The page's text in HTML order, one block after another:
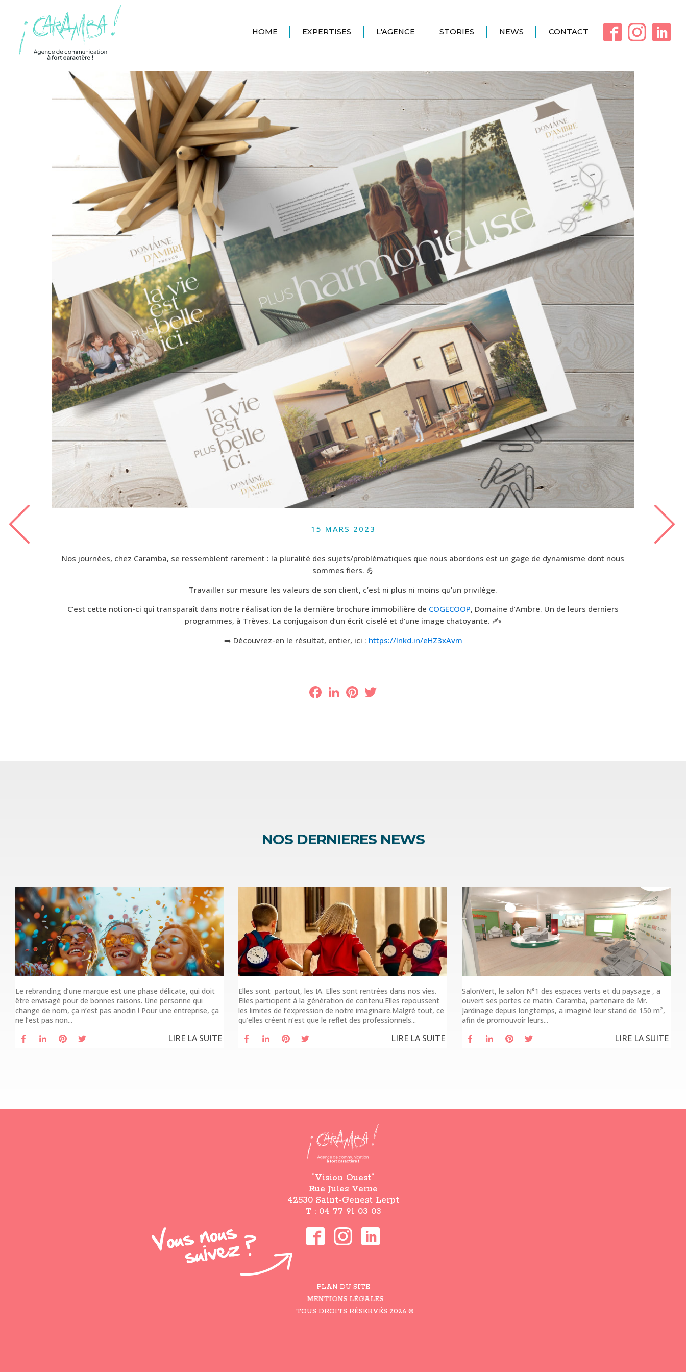
HOME EXPERTISES L'AGENCE STORIES NEWS CONTACT
15 MARS 2023
Nos journées, chez Caramba, se ressemblent rarement : la pluralité des sujets/problématiques que nous abordons est un gage de dynamisme dont nous
sommes fiers. 💪
Travailler sur mesure les valeurs de son client, c’est ni plus ni moins qu’un privilège.
C’est cette notion-ci qui transparaît dans notre réalisation de la dernière brochure immobilière de COGECOOP, Domaine d’Ambre. Un de leurs derniers
programmes, à Trèves. La conjugaison d’un écrit ciselé et d’une image chatoyante. ✍️
➡️ Découvrez-en le résultat, entier, ici : https://lnkd.in/eHZ3xAvm
FacebookLinkedInPinterest
NOS DERNIERES NEWS
Le rebranding d’une marque est une phase délicate, qui doit
être envisagé pour de bonnes raisons. Une personne qui
change de nom, ça n’est pas anodin ! Pour une entreprise, ça
ne l’est pas non...
LIRE LA SUITE
Elles sont partout, les IA. Elles sont rentrées dans nos vies.
Elles participent à la génération de contenu.Elles repoussent
les limites de l’expression de notre imaginaire.Malgré tout, ce
qu’elles créent n’est que le reflet des professionnels...
LIRE LA SUITE
SalonVert, le salon N°1 des espaces verts et du paysage , a
ouvert ses portes ce matin. Caramba, partenaire de Mr.
Jardinage depuis longtemps, a imaginé leur stand de 150 m²,
afin de promouvoir leurs...
LIRE LA SUITE
”Vision Ouest”
Rue Jules Verne
42530 Saint-Genest Lerpt
T : 04 77 91 03 03
PLAN DU SITE
MENTIONS LÉGALES
TOUS DROITS RÉSERVÉS 2026 ©